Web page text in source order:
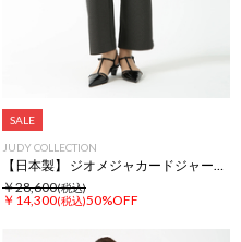
SALE
JUDY COLLECTION
【日本製】 ジオメジャカードジャージ パンツ
￥28,600(税込)
￥14,300(税込)50%OFF